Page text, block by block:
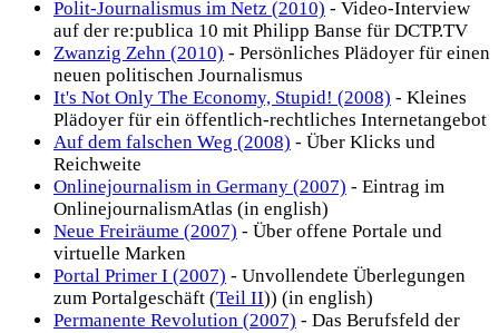
Polit-Journalismus im Netz (2010) - Video-Interview
auf der re:publica 10 mit Philipp Banse für DCTP.TV
Zwanzig Zehn (2010) - Persönliches Plädoyer für einen
neuen politischen Journalismus
It's Not Only The Economy, Stupid! (2008) - Kleines
Plädoyer für ein öffentlich-rechtliches Internetangebot
Auf dem falschen Weg (2008) - Über Klicks und
Reichweite
Onlinejournalism in Germany (2007) - Eintrag im
OnlinejournalismAtlas (in english)
Neue Freiräume (2007) - Über offene Portale und
virtuelle Marken
Portal Primer I (2007) - Unvollendete Überlegungen
zum Portalgeschäft (Teil II)) (in english)
Permanente Revolution (2007) - Das Berufsfeld der